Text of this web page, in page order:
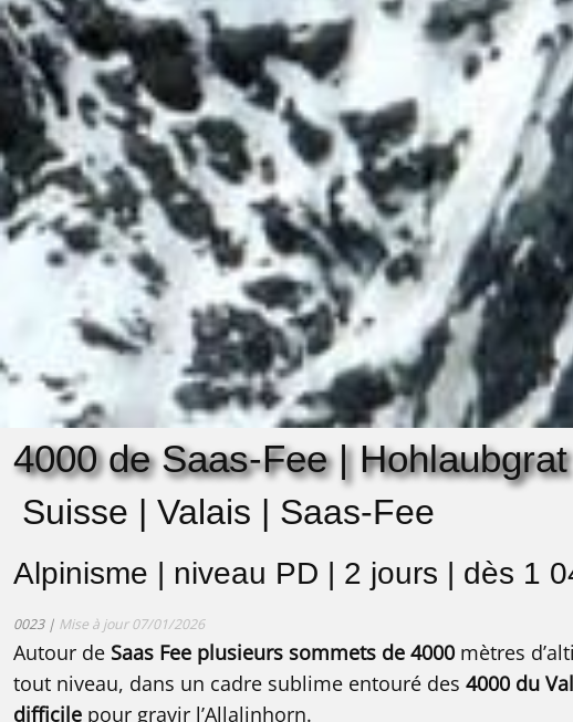
4000 de Saas-Fee |
Suisse | Valais | Saas-Fee
Alpinisme | niveau PD | 2 jours | dès 1
0023 | Mise à jour 07/01/2026
Autour de Saas Fee plusieurs sommets de 4000 mètres
tout niveau, dans un cadre sublime entouré des 4000 du
difficile pour gravir l’Allalinhorn.